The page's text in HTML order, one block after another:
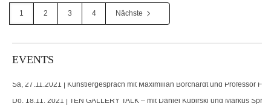
1 2 3 4 Nächste
EVENTS
Sa, 27.11.2021 | Künstlergespräch mit Maximilian Borchardt und Professor
Do. 18.11. 2021 | TEN GALLERY TALK – mit Daniel Kubirski und Markus